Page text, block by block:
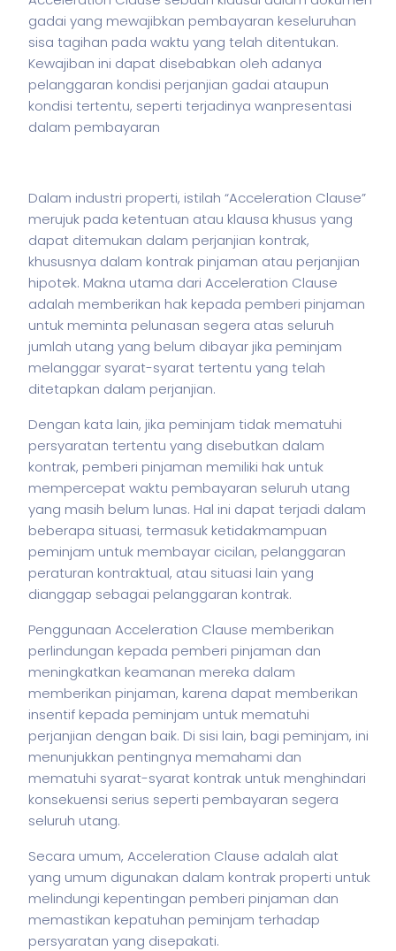
gadai yang mewajibkan pembayaran keseluruhan
sisa tagihan pada waktu yang telah ditentukan.
Kewajiban ini dapat disebabkan oleh adanya
pelanggaran kondisi perjanjian gadai ataupun
kondisi tertentu, seperti terjadinya wanpresentasi
dalam pembayaran
Dalam industri properti, istilah “Acceleration Clause”
merujuk pada ketentuan atau klausa khusus yang
dapat ditemukan dalam perjanjian kontrak,
khususnya dalam kontrak pinjaman atau perjanjian
hipotek. Makna utama dari Acceleration Clause
adalah memberikan hak kepada pemberi pinjaman
untuk meminta pelunasan segera atas seluruh
jumlah utang yang belum dibayar jika peminjam
melanggar syarat-syarat tertentu yang telah
ditetapkan dalam perjanjian.
Dengan kata lain, jika peminjam tidak mematuhi
persyaratan tertentu yang disebutkan dalam
kontrak, pemberi pinjaman memiliki hak untuk
mempercepat waktu pembayaran seluruh utang
yang masih belum lunas. Hal ini dapat terjadi dalam
beberapa situasi, termasuk ketidakmampuan
peminjam untuk membayar cicilan, pelanggaran
peraturan kontraktual, atau situasi lain yang
dianggap sebagai pelanggaran kontrak.
Penggunaan Acceleration Clause memberikan
perlindungan kepada pemberi pinjaman dan
meningkatkan keamanan mereka dalam
memberikan pinjaman, karena dapat memberikan
insentif kepada peminjam untuk mematuhi
perjanjian dengan baik. Di sisi lain, bagi peminjam, ini
menunjukkan pentingnya memahami dan
mematuhi syarat-syarat kontrak untuk menghindari
konsekuensi serius seperti pembayaran segera
seluruh utang.
Secara umum, Acceleration Clause adalah alat
yang umum digunakan dalam kontrak properti untuk
melindungi kepentingan pemberi pinjaman dan
memastikan kepatuhan peminjam terhadap
persyaratan yang disepakati.